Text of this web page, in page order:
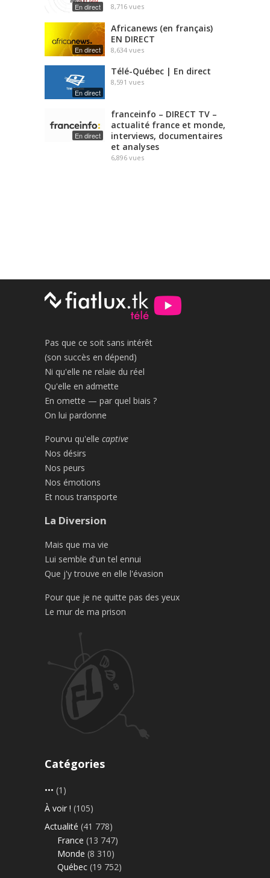
En direct 8,716 vues
En direct
Africanews (en français)
EN DIRECT
8,634 vues
En direct
Télé-Québec | En direct
8,591 vues
En direct
franceinfo – DIRECT TV –
actualité france et monde,
interviews, documentaires
et analyses
6,896 vues
Pas que ce soit sans intérêt
(son succès en dépend)
Ni qu'elle ne relaie du réel
Qu'elle en admette
En omette — par quel biais ?
On lui pardonne
Pourvu qu'elle captive
Nos désirs
Nos peurs
Nos émotions
Et nous transporte
La Diversion
Mais que ma vie
Lui semble d'un tel ennui
Que j'y trouve en elle l'évasion
Pour que je ne quitte pas des yeux
Le mur de ma prison
Catégories
••• (1)
À voir ! (105)
Actualité (41 778)
France (13 747)
Monde (8 310)
Québec (19 752)